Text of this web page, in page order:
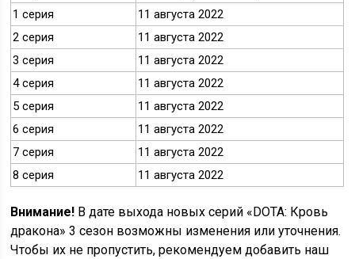
1 серия
11 августа 2022
2 серия
11 августа 2022
3 серия
11 августа 2022
4 серия
11 августа 2022
5 серия
11 августа 2022
6 серия
11 августа 2022
7 серия
11 августа 2022
8 серия
11 августа 2022
Внимание! В дате выхода новых серий «DOTA: Кровь
дракона» 3 сезон возможны изменения или уточнения.
Чтобы их не пропустить, рекомендуем добавить наш